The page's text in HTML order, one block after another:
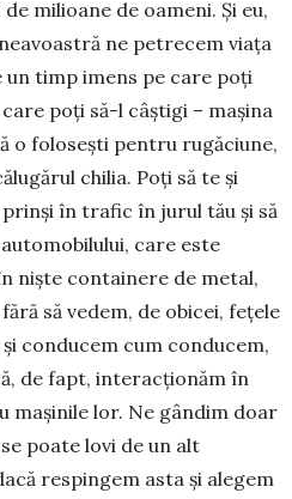
milioane de oameni. Și eu,
ne petrecem viața
timp imens pe care poți
poți să-l câștigi – mașina
o folosești pentru rugăciune,
chilia. Poți să te și
în trafic în jurul tău și să
care este
niște containere de metal,
să vedem, de obicei, fețele
conducem cum conducem,
de fapt, interacționăm în
mașinile lor. Ne gândim doar
poate lovi de un alt
respingem asta și alegem